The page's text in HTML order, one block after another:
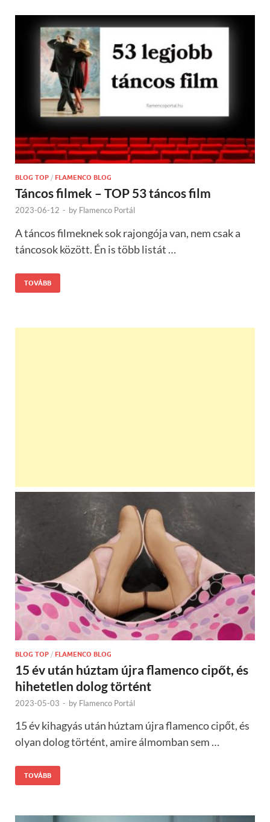
BLOG TOP / FLAMENCO BLOG
Táncos filmek – TOP 53 táncos film
2023-06-12 - by Flamenco Portál
A táncos filmeknek sok rajongója van, nem csak a
táncosok között. Én is több listát …
TOVÁBB
BLOG TOP / FLAMENCO BLOG
15 év után húztam újra flamenco cipőt, és
hihetetlen dolog történt
2023-05-03 - by Flamenco Portál
15 év kihagyás után húztam újra flamenco cipőt, és
olyan dolog történt, amire álmomban sem …
TOVÁBB